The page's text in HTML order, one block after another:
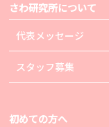
さわ研究所について
代表メッセージ
スタッフ募集
初めての方へ